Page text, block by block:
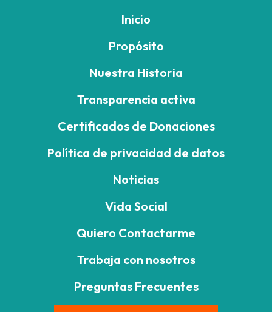
Inicio
Propósito
Nuestra Historia
Transparencia activa
Certificados de Donaciones
Política de privacidad de datos
Noticias
Vida Social
Quiero Contactarme
Trabaja con nosotros
Preguntas Frecuentes